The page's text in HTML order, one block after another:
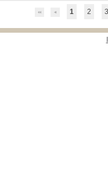
1 2 3